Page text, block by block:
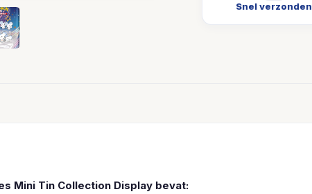
Snel verzonden
Mini Tin Collection Display bevat: